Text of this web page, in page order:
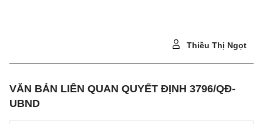
Thiều Thị Ngọt
VĂN BẢN LIÊN QUAN QUYẾT ĐỊNH 3796/QĐ-
UBND